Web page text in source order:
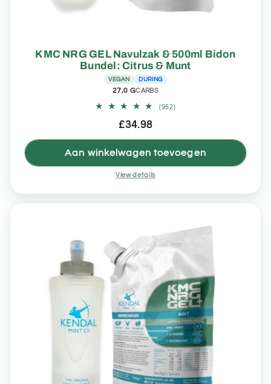
KMC NRG GEL Navulzak & 500ml Bidon
Bundel: Citrus & Munt
VEGAN DURING
27,0 GCARBS
(952)952
Normale
prijs
£34.98
Aan winkelwagen toevoegen
View details